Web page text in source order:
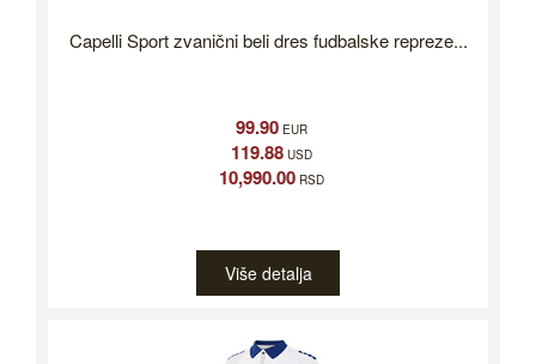
Capelli Sport zvanični beli dres fudbalske repreze...
99.90EUR
119.88USD
10,990.00RSD
Više detalja